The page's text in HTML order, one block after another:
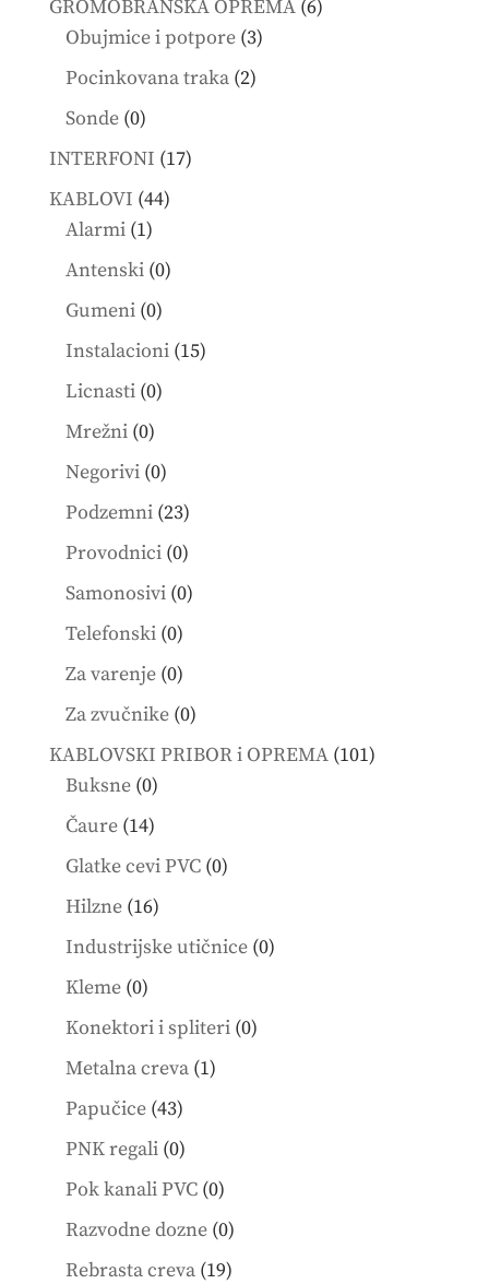
GROMOBRANSKA OPREMA 66
Obujmice i potpore 33
Pocinkovana traka 22
Sonde 00
products
INTERFONI 1717
KABLOVI 4444
Alarmi 11
product
Antenski 00
Gumeni 00
products
Instalacioni 1515
Licnasti 00
Mrežni 00
products
Negorivi 00
products
Podzemni 2323
products
Provodnici 00
products
Samonosivi 00
Telefonski 00
products
Za varenje 00
products
Za zvučnike 00
products
KABLOVSKI PRIBOR i OPREMA 101101
Buksne 00
products
Čaure 1414
products
Glatke cevi PVC 00
Hilzne 1616
products
Industrijske utičnice 00
Kleme 00
products
Konektori i spliteri 00
Metalna creva 11
Papučice 4343
products
PNK regali 00
products
Pok kanali PVC 00
products
Razvodne dozne 00
products
Rebrasta creva 1919